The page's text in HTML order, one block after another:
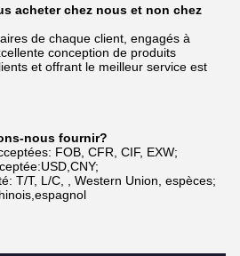
acheter chez nous et non chez
de chaque client, engagés à
conception de produits
et offrant le meilleur service est
nous fournir?
FOB, CFR, CIF, EXW;
T/T, L/C, , Western Union, espèces;